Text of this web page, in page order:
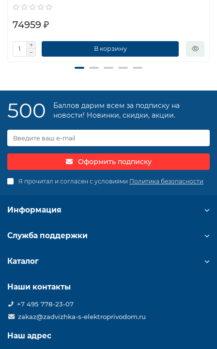
74959 ₽
В корзину
500
Баллов дарим всем за подписку на
новости! Новинки, скидки, акции.
Оформить подписку
Я прочитал и согласен с условиями Политика безопасности
Информация
Служба поддержки
Каталог
Наши контакты
+7 495 778-23-07
zakaz@zadvizhka-s-elektroprivodom.ru
Наш адрес